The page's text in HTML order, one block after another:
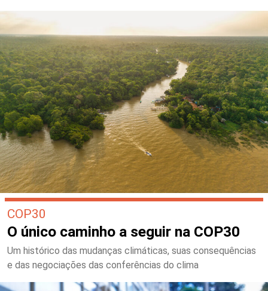
COP30
O único caminho a seguir na COP30
Um histórico das mudanças climáticas, suas consequências
e das negociações das conferências do clima